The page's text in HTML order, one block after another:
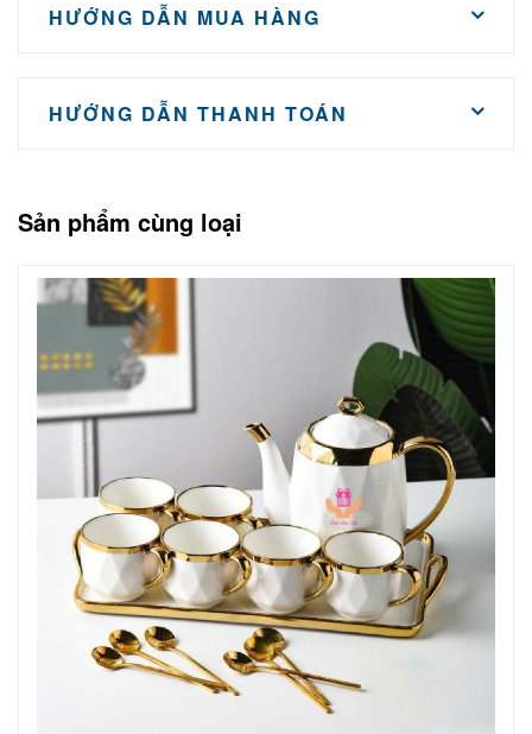
HƯỚNG DẪN MUA HÀNG
HƯỚNG DẪN THANH TOÁN
Sản phẩm cùng loại